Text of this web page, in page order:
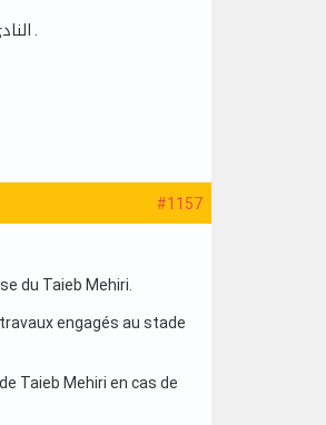
#1157
du Taieb Mehiri.
engagés au stade
Taieb Mehiri en cas de